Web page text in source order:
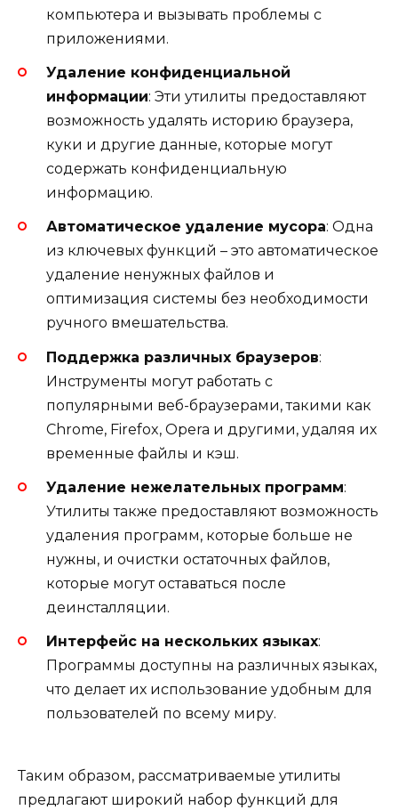
компьютера и вызывать проблемы с
приложениями.
Удаление конфиденциальной
информации: Эти утилиты предоставляют
возможность удалять историю браузера,
куки и другие данные, которые могут
содержать конфиденциальную
информацию.
Автоматическое удаление мусора: Одна
из ключевых функций – это автоматическое
удаление ненужных файлов и
оптимизация системы без необходимости
ручного вмешательства.
Поддержка различных браузеров:
Инструменты могут работать с
популярными веб-браузерами, такими как
Chrome, Firefox, Opera и другими, удаляя их
временные файлы и кэш.
Удаление нежелательных программ:
Утилиты также предоставляют возможность
удаления программ, которые больше не
нужны, и очистки остаточных файлов,
которые могут оставаться после
деинсталляции.
Интерфейс на нескольких языках:
Программы доступны на различных языках,
что делает их использование удобным для
пользователей по всему миру.
Таким образом, рассматриваемые утилиты
предлагают широкий набор функций для